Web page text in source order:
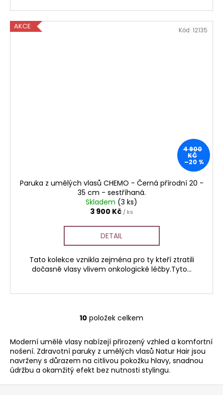
AKCE
4 900
KČ
–20 %
Paruka z umělých vlasů CHEMO - Černá přírodní 20 -
35 cm - sestříhaná.
Skladem (3 ks)
3 900 Kč / ks
DETAIL
Tato kolekce vznikla zejména pro ty kteří ztratili
dočasně vlasy vlivem onkologické léčby.Tyto...
Kód: 12135
O
l
á
d
a
c
10 položek celkem
Moderní umělé vlasy nabízejí přirozený vzhled a komfortní
nošení. Zdravotní paruky z umělých vlasů Natur Hair jsou
navrženy s důrazem na citlivou pokožku hlavy, snadnou
údržbu a okamžitý efekt bez nutnosti stylingu.
Z